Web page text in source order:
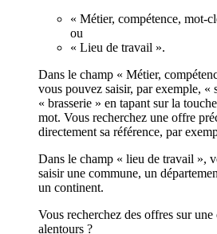
« Métier, compétence, mot-
ou
« Lieu de travail ».
Dans le champ « Métier,
vous pouvez saisir, par exemple, «
« brasserie » en tapant sur la
mot. Vous recherchez une offre
directement sa référence, par
Dans le champ « lieu de travail »,
saisir une commune, un
un continent.
Vous recherchez des offres sur une
alentours ?